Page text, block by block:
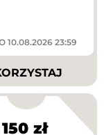
10.08.2026 23:59
150 zł